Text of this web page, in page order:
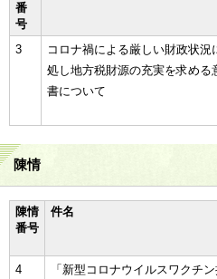
番
号
3
コロナ禍による厳しい財政状況
処し地方税財源の充実を求める
書について
陳情
陳情
番号
件名
4
「新型コロナウイルスワクチ